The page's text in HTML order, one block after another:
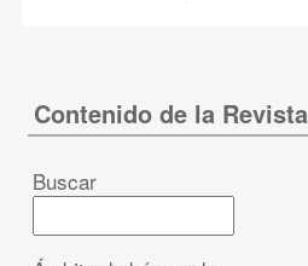
Contenido de la Revista
Buscar